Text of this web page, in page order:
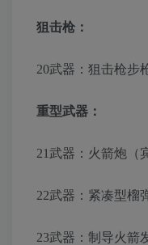
狙击枪：
20武器：狙击枪步
重型武器：
21武器：火箭炮（
22武器：紧凑型榴
23武器：制导火箭